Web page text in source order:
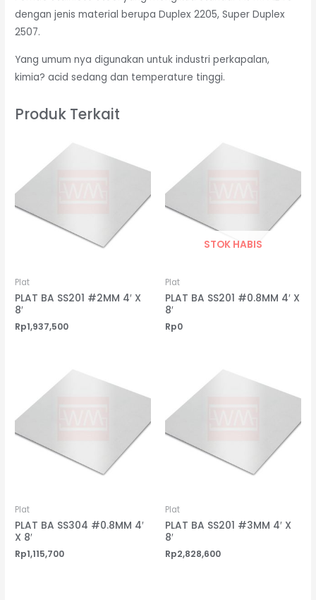
dengan jenis material berupa Duplex 2205, Super Duplex
2507.
Yang umum nya digunakan untuk industri perkapalan,
kimia? acid sedang dan temperature tinggi.
Produk Terkait
Plat
PLAT BA SS201 #2MM 4′ X
8′
Rp1,937,500
STOK HABIS
Plat
PLAT BA SS201 #0.8MM 4′ X
8′
Rp0
Plat
PLAT BA SS304 #0.8MM 4′
X 8′
Rp1,115,700
Plat
PLAT BA SS201 #3MM 4′ X
8′
Rp2,828,600